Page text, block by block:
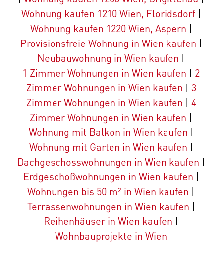
Wohnung kaufen 1210 Wien, Floridsdorf|
Wohnung kaufen 1220 Wien, Aspern |
Provisionsfreie Wohnung in Wien kaufen |
Neubauwohnung in Wien kaufen |
1 Zimmer Wohnungen in Wien kaufen | 2
Zimmer Wohnungen in Wien kaufen | 3
Zimmer Wohnungen in Wien kaufen | 4
Zimmer Wohnungen in Wien kaufen |
Wohnung mit Balkon in Wien kaufen |
Wohnung mit Garten in Wien kaufen |
Dachgeschosswohnungen in Wien kaufen |
Erdgeschoßwohnungen in Wien kaufen |
Wohnungen bis 50 m² in Wien kaufen |
Terrassenwohnungen in Wien kaufen |
Reihenhäuser in Wien kaufen |
Wohnbauprojekte in Wien